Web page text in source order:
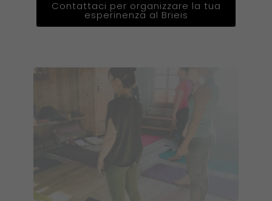
Contattaci per organizzare la tua
esperinenza al Brieis